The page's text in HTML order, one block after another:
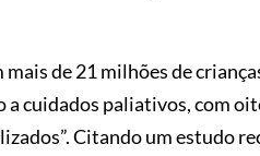
de 21 milhões de
a cuidados paliativos, com
Citando um estudo